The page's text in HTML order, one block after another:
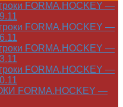
FORMA.HOCKEY —
FORMA.HOCKEY —
FORMA.HOCKEY —
FORMA.HOCKEY —
FORMA.HOCKEY —